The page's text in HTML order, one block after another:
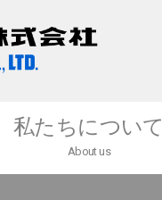
私たちについて
About us